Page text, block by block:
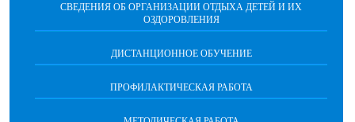
СВЕДЕНИЯ ОБ ОРГАНИЗАЦИИ ОТДЫХА ДЕТЕЙ И ИХ
ОЗДОРОВЛЕНИЯ
ДИСТАНЦИОННОЕ ОБУЧЕНИЕ
ПРОФИЛАКТИЧЕСКАЯ РАБОТА